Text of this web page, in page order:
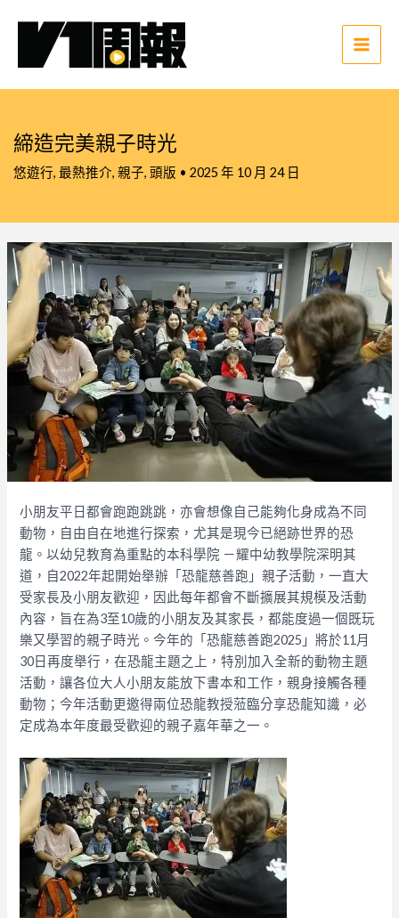
Main
締造完美親子時光
悠遊行, 最熱推介, 親子, 頭版 • 2025 年 10 月 24 日
小朋友平日都會跑跑跳跳，亦會想像自己能夠化身成為不同
動物，自由自在地進行探索，尤其是現今已絕跡世界的恐
龍。以幼兒教育為重點的本科學院 －耀中幼教學院深明其
道，自2022年起開始舉辦「恐龍慈善跑」親子活動，一直大
受家長及小朋友歡迎，因此每年都會不斷擴展其規模及活動
內容，旨在為3至10歲的小朋友及其家長，都能度過一個既玩
樂又學習的親子時光。今年的「恐龍慈善跑2025」將於11月
30日再度舉行，在恐龍主題之上，特別加入全新的動物主題
活動，讓各位大人小朋友能放下書本和工作，親身接觸各種
動物；今年活動更邀得兩位恐龍教授蒞臨分享恐龍知識，必
定成為本年度最受歡迎的親子嘉年華之一。